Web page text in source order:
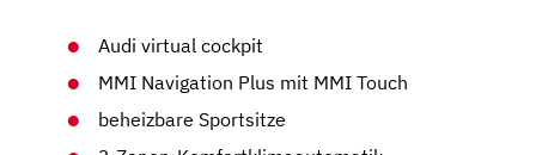
Audi virtual cockpit
MMI Navigation Plus mit MMI Touch
beheizbare Sportsitze